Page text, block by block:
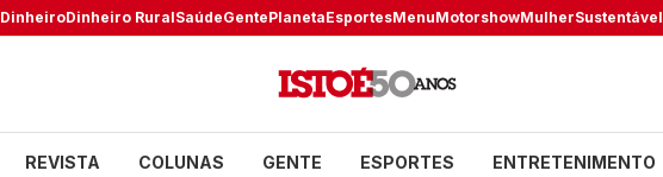
DinheiroDinheiro RuralSaúdeGentePlanetaEsportesMenuMotorshowMulherSustentável
REVISTA COLUNAS GENTE ESPORTES ENTRETENIMENTO